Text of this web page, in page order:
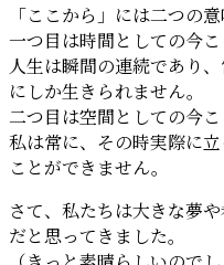
「ここから」には二つの意
一つ目は時間としての今こ
人生は瞬間の連続であり
にしか生きられません。
二つ目は空間としての今こ
私は常に、その時実際に
ことができません。
さて、私たちは大きな夢
だと思ってきました。